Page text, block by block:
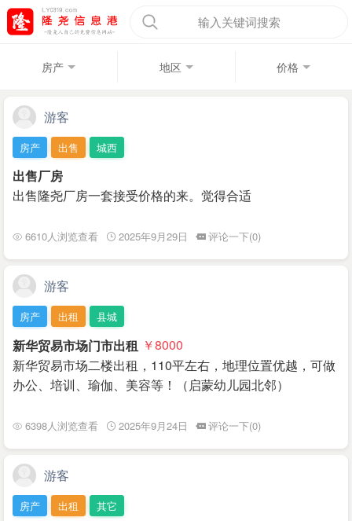
输入关键词搜索
房产 地区 价格
游客
房产 出售 城西
出售厂房
出售隆尧厂房一套接受价格的来。觉得合适
6610人浏览查看 2025年9月29日 评论一下(0)
游客
房产 出租 县城
新华贸易市场门市出租 ￥8000
新华贸易市场二楼出租，110平左右，地理位置优越，可做
办公、培训、瑜伽、美容等！（启蒙幼儿园北邻）
6398人浏览查看 2025年9月24日 评论一下(0)
游客
房产 出租 其它